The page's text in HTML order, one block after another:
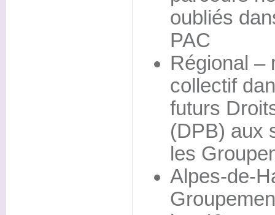
oubliés
PAC
Régional –
collectif
futurs
(DPB) aux
les
Alpes-de-